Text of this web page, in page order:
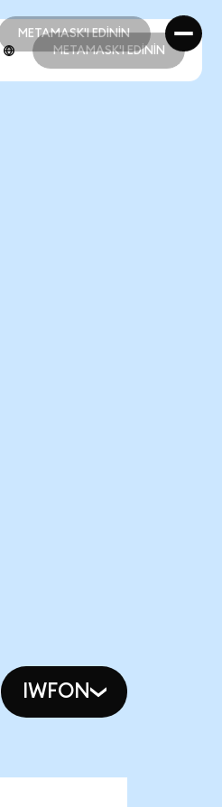
METAMASK'I EDİNİN
METAMASK'I EDİNİN
METAMASK'I EDİNİN
IWFON